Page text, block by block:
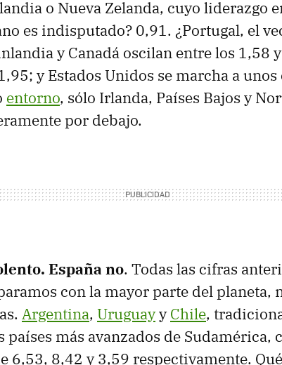
o Nueva Zelanda, cuyo liderazgo
es indisputado? 0,91. ¿Portugal, el
y Canadá oscilan entre los 1,58
y Estados Unidos se marcha a
entorno, sólo Irlanda, Países Bajos y
por debajo.
España no. Todas las cifras
con la mayor parte del planeta,
Argentina, UruguayyChile,
países más avanzados de Sudamérica,
6,53, 8,42 y 3,59 respectivamente.